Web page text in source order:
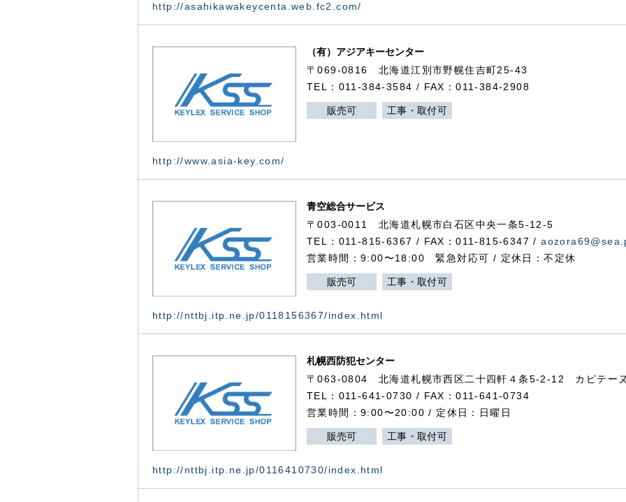
http://asahikawakeycenta.web.fc2.com/
（有）アジアキーセンター
〒069-0816 北海道江別市野幌住吉町25-43
TEL：011-384-3584 / FAX：011-384-2908
販売可 工事・取付可
http://www.asia-key.com/
青空総合サービス
〒003-0011 北海道札幌市白石区中央一条5-12-5
TEL：011-815-6367 / FAX：011-815-6347 /
営業時間：9:00〜18:00 緊急対応可 / 定休日：不定休
販売可 工事・取付可
http://nttbj.itp.ne.jp/0118156367/index.html
札幌西防犯センター
〒063-0804 北海道札幌市西区二十四軒４条5-2-12 カピテー
TEL：011-641-0730 / FAX：011-641-0734
営業時間：9:00〜20:00 / 定休日：日曜日
販売可 工事・取付可
http://nttbj.itp.ne.jp/0116410730/index.html